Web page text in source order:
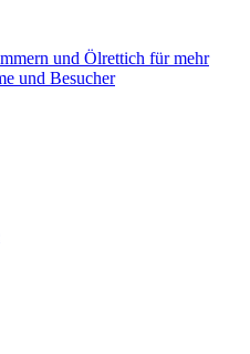
und Ölrettich für mehr
und Besucher